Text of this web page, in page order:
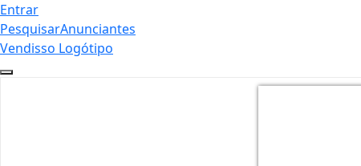
Entrar
PesquisarAnunciantes
Vendisso Logótipo